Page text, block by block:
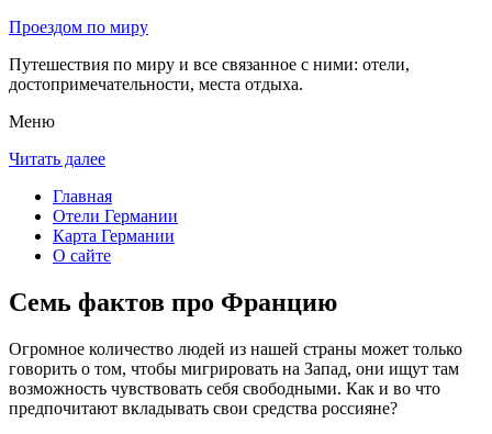
Проездом по миру
Путешествия по миру и все связанное с ними: отели,
достопримечательности, места отдыха.
Меню
Читать далее
Главная
Отели Германии
Карта Германии
О сайте
Семь фактов про Францию
Огромное количество людей из нашей страны может только
говорить о том, чтобы мигрировать на Запад, они ищут там
возможность чувствовать себя свободными. Как и во что
предпочитают вкладывать свои средства россияне?